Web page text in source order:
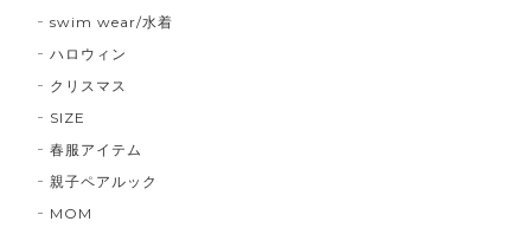
swim wear/水着
ハロウィン
クリスマス
SIZE
春服アイテム
親子ペアルック
MOM